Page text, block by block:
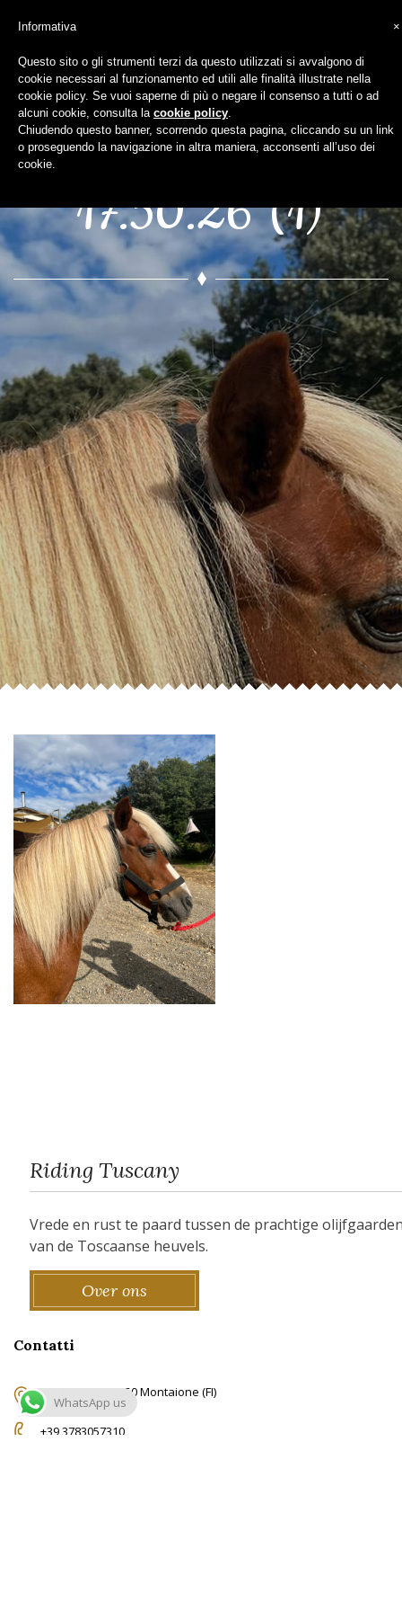
WhatsApp Image
2024-09-13 at
17.50.26 (1)
Riding Tuscany
Vrede en rust te paard tussen de prachtige
van de Toscaanse heuvels.
Over ons
Contatti
Via Torri 62, 50050 Montaione (FI)
+39 3783057310
WhatsApp us
×
Informativa
Questo sito o gli strumenti terzi da questo utilizzati si avvalgono di
cookie necessari al funzionamento ed utili alle finalità illustrate nella
cookie policy. Se vuoi saperne di più o negare il consenso a tutti o ad
alcuni cookie, consulta la cookie policy
Chiudendo questo banner, scorrendo questa pagina, cliccando su un link
o proseguendo la navigazione in altra maniera, acconsenti all’uso dei
cookie.